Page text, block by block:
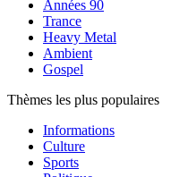
Années 90
Trance
Heavy Metal
Ambient
Gospel
Thèmes les plus populaires
Informations
Culture
Sports